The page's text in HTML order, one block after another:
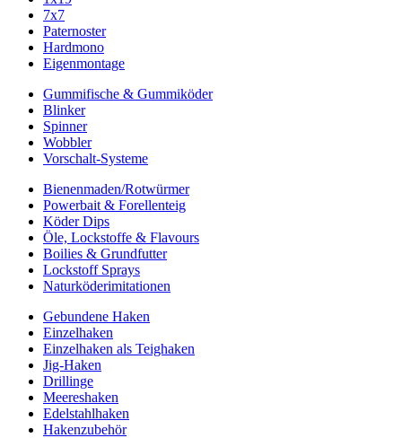
7x7
Paternoster
Hardmono
Eigenmontage
Gummifische & Gummiköder
Blinker
Spinner
Wobbler
Vorschalt-Systeme
Bienenmaden/Rotwürmer
Powerbait & Forellenteig
Köder Dips
Öle, Lockstoffe & Flavours
Boilies & Grundfutter
Lockstoff Sprays
Naturköderimitationen
Gebundene Haken
Einzelhaken
Einzelhaken als Teighaken
Jig-Haken
Drillinge
Meereshaken
Edelstahlhaken
Hakenzubehör